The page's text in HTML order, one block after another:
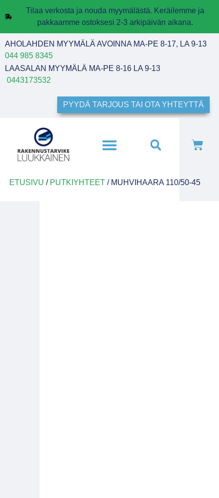
Tilaa verkosta ja nouda myymälästä. Keräilemme ja
pakkaamme ostoksesi 2-3 arkipäivän aikana.
AHOLAHDEN MYYMÄLÄ AVOINNA MA-PE 8-17, LA 9-13
044 985 8345
LAASALAN MYYMÄLÄ MA-PE 8-16 LA 9-13
0443173532
PYYDÄ TARJOUS TAI OTA YHTEYTTÄ
ETUSIVU / PUTKIYHTEET/ MUHVIHAARA 110/50-45